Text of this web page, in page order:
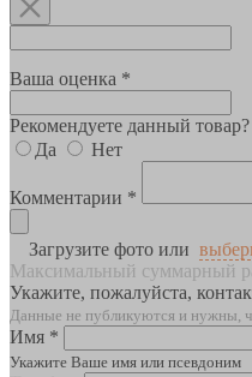
Ваша оценка *
Рекомендуете данный
Да
Нет
Комментарии *
Загрузите фото или
Максимальный суммарный
Укажите, пожалуйста,
Данные не публикуются и нужны,
Имя *
Укажите Ваше имя или псевдоним